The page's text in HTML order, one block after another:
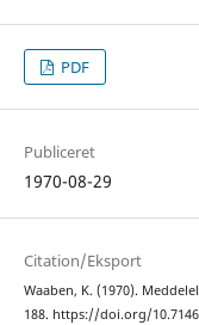
PDF
Publiceret
1970-08-29
Citation/Eksport
Waaben, K. (1970).
188. https://doi.org/